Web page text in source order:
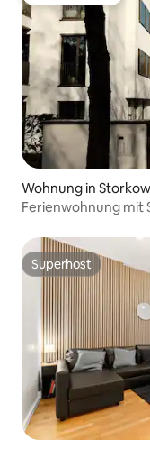
Wohnung in Storkow
Ferienwohnung mit
Superhost
Superhost